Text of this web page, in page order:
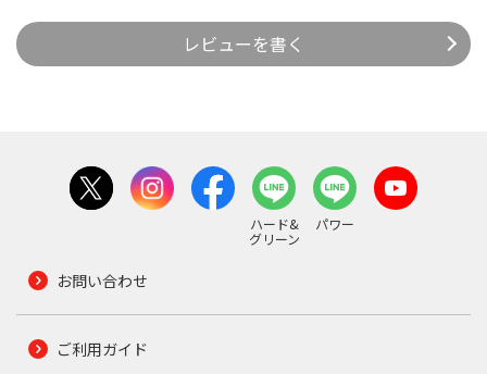
レビューを書く
ハード&
グリーン
パワー
お問い合わせ
ご利用ガイド